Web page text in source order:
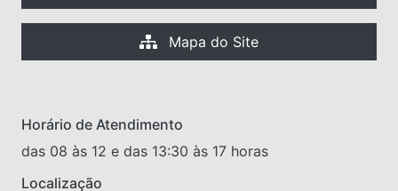
Mapa do Site
Horário de Atendimento
das 08 às 12 e das 13:30 às 17 horas
Localização